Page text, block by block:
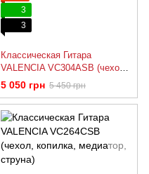
3
3
Классическая Гитара
VALENCIA VC304ASB (чехол,
копилка, медиатор, струна)
5 050 грн 5 450 грн